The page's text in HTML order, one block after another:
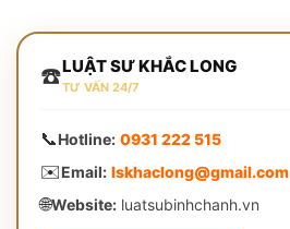
☎️LUẬT SƯ KHẮC LONG
TƯ VẤN 24/7
📞Hotline: 0931 222 515
✉️Email: lskhaclong@gmail.com
🌐Website:luatsubinhchanh.vn